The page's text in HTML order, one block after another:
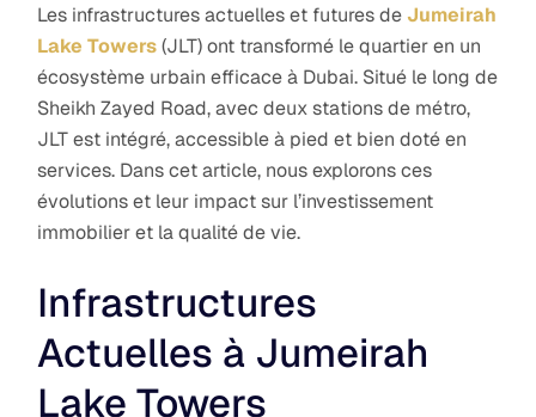
Les infrastructures actuelles et futures deJumeirah
Lake Towers(JLT) ont transformé le quartier en un
écosystème urbain efficace à Dubai. Situé le long de
Sheikh Zayed Road, avec deux stations de métro,
JLT est intégré, accessible à pied et bien doté en
services. Dans cet article, nous explorons ces
évolutions et leur impact sur l’investissement
immobilier et la qualité de vie.
Infrastructures
Actuelles à Jumeirah
Lake Towers